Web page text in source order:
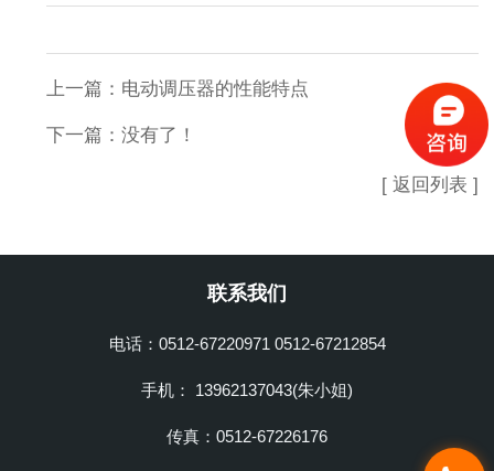
上一篇： 电动调压器的性能特点
下一篇：没有了！
[ 返回列表 ]
联系我们
电话：0512-67220971 0512-67212854
手机： 13962137043(朱小姐)
传真：0512-67226176